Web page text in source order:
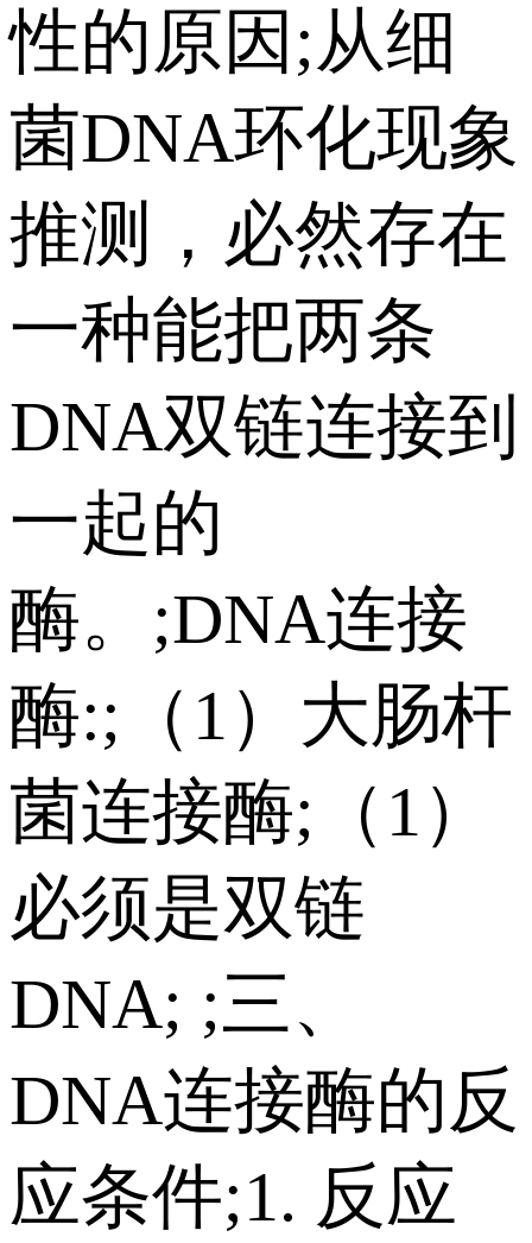
性的原因;从细
菌DNA环化现象
推测，必然存在
一种能把两条
DNA双链连接到
一起的
酶。;DNA连接
酶:;（1）大肠杆
菌连接酶;（1）
必须是双链
DNA; ;三、
DNA连接酶的反
应条件;1. 反应